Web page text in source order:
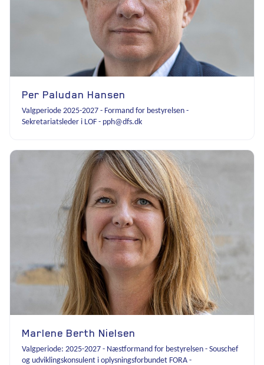
Per Paludan Hansen
Valgperiode 2025-2027 - Formand for bestyrelsen -
Sekretariatsleder i LOF - pph@dfs.dk
Marlene Berth Nielsen
Valgperiode: 2025-2027 - Næstformand for bestyrelsen - Souschef
og udviklingskonsulent i oplysningsforbundet FORA -